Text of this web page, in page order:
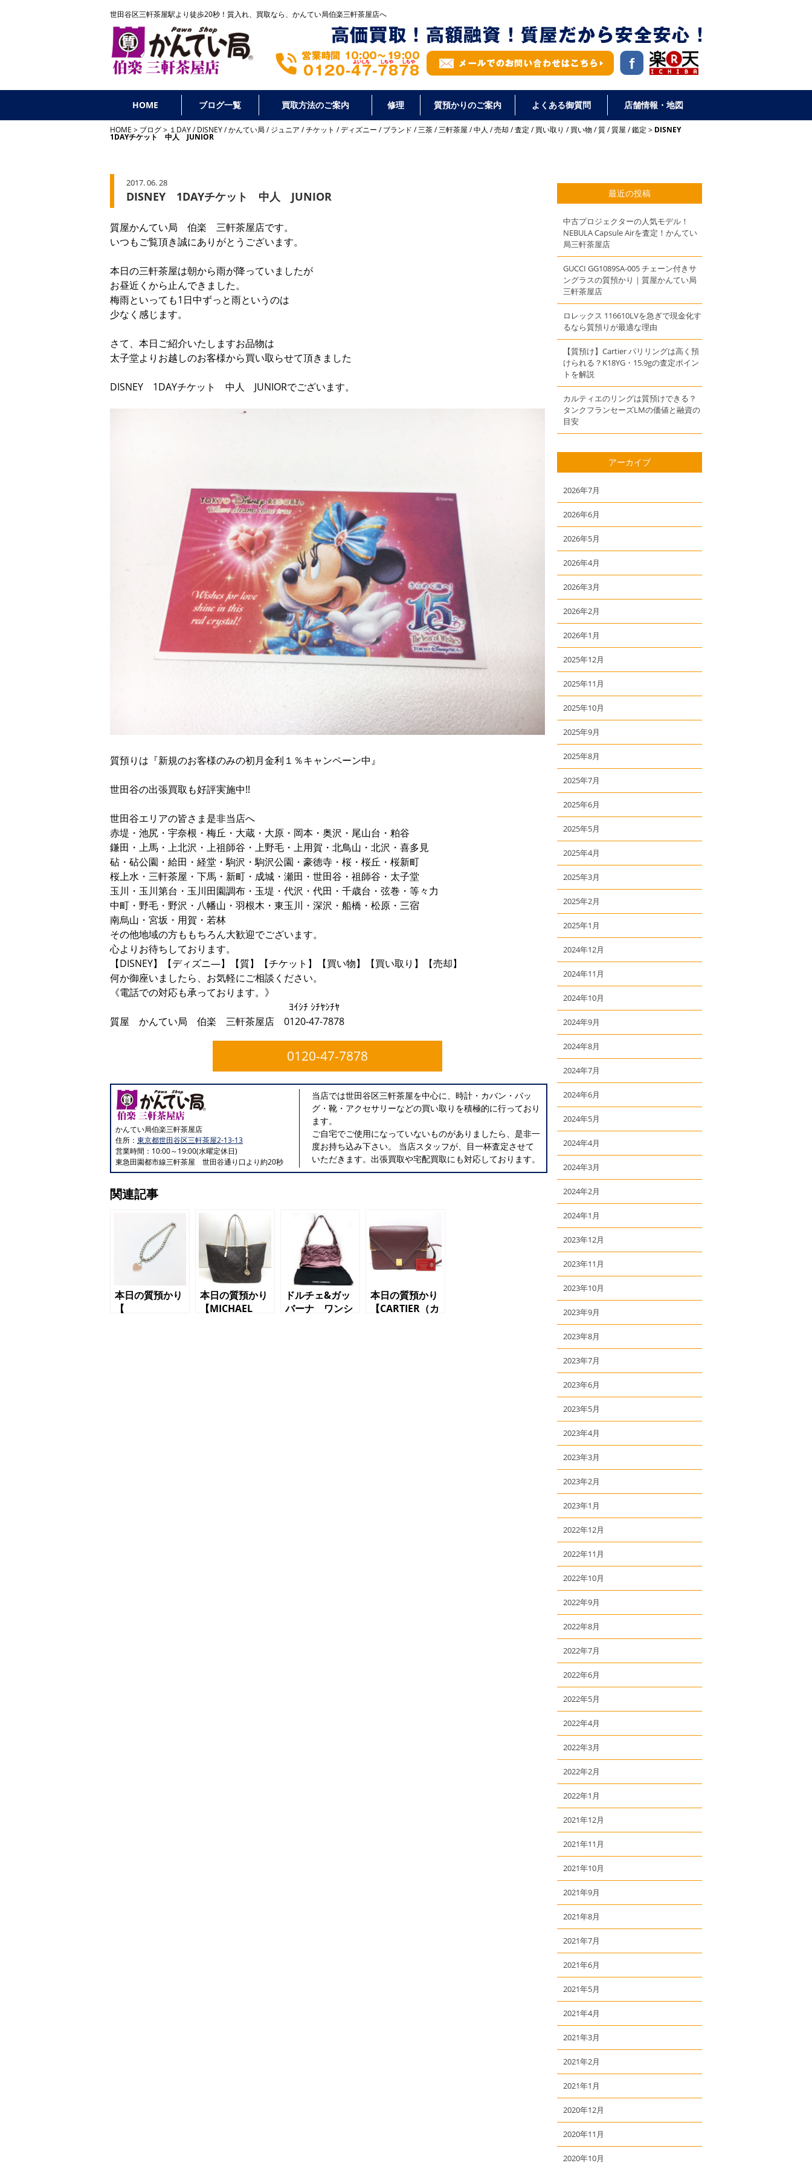
世田谷区三軒茶屋駅より徒歩20秒！ 質入れ、買取なら、かんてい局伯楽三軒茶屋店へ
HOME ブログ一覧 買取方法のご案内 修理 質預かりのご案内 よくある御質問 店舗情報・地図
HOME ブログ １DAY/DISNEY/かんてい局 /ジュニア /チケット /ディズニー /ブランド /三茶/三軒茶屋 /中人 /売却 /査定 /買い取り /買い物 /質/質屋 /鑑定 DISNEY
1DAYチケット 中人 JUNIOR
2017. 06. 28
DISNEY 1DAYチケット 中人 JUNIOR
質屋かんてい局 伯楽 三軒茶屋店です。
いつもご覧頂き誠にありがとうございます。
本日の三軒茶屋は朝から雨が降っていましたが
お昼近くから止んできました。
梅雨といっても1日中ずっと雨というのは
少なく感じます。
さて、本日ご紹介いたしますお品物は
太子堂よりお越しのお客様から買い取らせて頂きました
DISNEY 1DAYチケット 中人 JUNIORでございます。
質預りは『新規のお客様のみの初月金利１％キャンペーン中』
世田谷の出張買取も好評実施中!!
世田谷エリアの皆さま是非当店へ
赤堤・池尻・宇奈根・梅丘・大蔵・大原・岡本・奥沢・尾山台・粕谷
鎌田・上馬・上北沢・上祖師谷・上野毛・上用賀・北鳥山・北沢・喜多見
砧・砧公園・給田・経堂・駒沢・駒沢公園・豪徳寺・桜・桜丘・桜新町
桜上水・三軒茶屋・下馬・新町・成城・瀬田・世田谷・祖師谷・太子堂
玉川・玉川第台・玉川田園調布・玉堤・代沢・代田・千歳台・弦巻・等々力
中町・野毛・野沢・八幡山・羽根木・東玉川・深沢・船橋・松原・三宿
南烏山・宮坂・用賀・若林
その他地域の方ももちろん大歓迎でございます。
心よりお待ちしております。
【DISNEY】【ディズニ―】【質】【チケット】【買い物】【買い取り】【売却】
何か御座いましたら、お気軽にご相談ください。
《電話での対応も承っております。》
ﾖｲｼﾁ ｼﾁﾔｼﾁﾔ
質屋 かんてい局 伯楽 三軒茶屋店 0120-47-7878
0120-47-7878
かんてい局伯楽三軒茶屋店
住所：東京都世田谷区三軒茶屋2-13-13
営業時間：10:00～19:00(水曜定休日)
東急田園都市線三軒茶屋 世田谷通り口より約20秒
当店では世田谷区三軒茶屋を中心に、時計・カバン・バッ
グ・靴・アクセサリーなどの買い取りを積極的に行っており
ます。
ご自宅でご使用になっていないものがありましたら、是非一
度お持ち込み下さい。 当店スタッフが、目一杯査定させて
いただきます。出張買取や宅配買取にも対応しております。
関連記事
本日の質預かり
【
本日の質預かり
【MICHAEL
ドルチェ&ガッ
バーナ ワンシ
本日の質預かり
【CARTIER（カ
最近の投稿
中古プロジェクターの人気モデル！
NEBULA Capsule Airを査定！かんてい
局三軒茶屋店
GUCCI GG1089SA-005 チェーン付きサ
ングラスの質預かり｜質屋かんてい局
三軒茶屋店
ロレックス 116610LVを急ぎで現金化す
るなら質預りが最適な理由
【質預け】Cartier パリリングは高く預
けられる？K18YG・15.9gの査定ポイン
トを解説
カルティエのリングは質預けできる？
タンクフランセーズLMの価値と融資の
目安
アーカイブ
2026年7月
2026年6月
2026年5月
2026年4月
2026年3月
2026年2月
2026年1月
2025年12月
2025年11月
2025年10月
2025年9月
2025年8月
2025年7月
2025年6月
2025年5月
2025年4月
2025年3月
2025年2月
2025年1月
2024年12月
2024年11月
2024年10月
2024年9月
2024年8月
2024年7月
2024年6月
2024年5月
2024年4月
2024年3月
2024年2月
2024年1月
2023年12月
2023年11月
2023年10月
2023年9月
2023年8月
2023年7月
2023年6月
2023年5月
2023年4月
2023年3月
2023年2月
2023年1月
2022年12月
2022年11月
2022年10月
2022年9月
2022年8月
2022年7月
2022年6月
2022年5月
2022年4月
2022年3月
2022年2月
2022年1月
2021年12月
2021年11月
2021年10月
2021年9月
2021年8月
2021年7月
2021年6月
2021年5月
2021年4月
2021年3月
2021年2月
2021年1月
2020年12月
2020年11月
2020年10月